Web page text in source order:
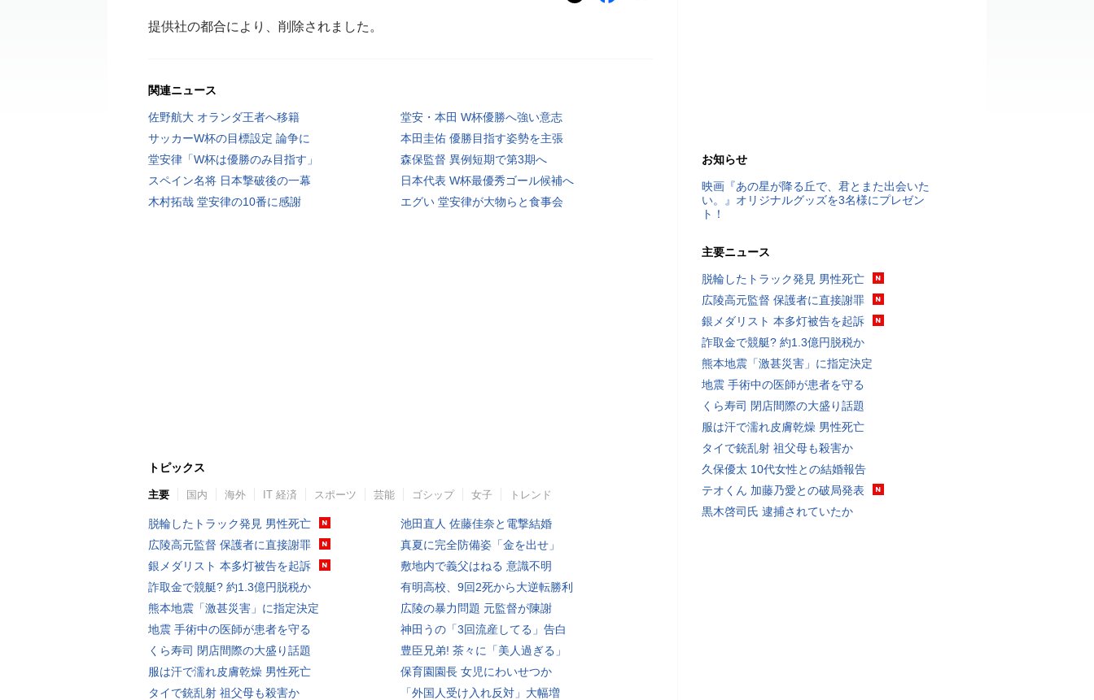
提供社の都合により、削除されました。
関連ニュース
佐野航大 オランダ王者へ移籍
堂安・本田 W杯優勝へ強い意志
サッカーW杯の目標設定 論争に
本田圭佑 優勝目指す姿勢を主張
堂安律「W杯は優勝のみ目指す」
森保監督 異例短期で第3期へ
スペイン名将 日本撃破後の一幕
日本代表 W杯最優秀ゴール候補へ
木村拓哉 堂安律の10番に感謝
エグい 堂安律が大物らと食事会
トピックス
主要 国内 海外 IT 経済 スポーツ 芸能 ゴシップ 女子 トレンド
脱輪したトラック発見 男性死亡
広陵高元監督 保護者に直接謝罪
銀メダリスト 本多灯被告を起訴
詐取金で競艇? 約1.3億円脱税か
熊本地震「激甚災害」に指定決定
地震 手術中の医師が患者を守る
くら寿司 閉店間際の大盛り話題
服は汗で濡れ皮膚乾燥 男性死亡
タイで銃乱射 祖父母も殺害か
池田直人 佐藤佳奈と電撃結婚
真夏に完全防備姿「金を出せ」
敷地内で義父はねる 意識不明
有明高校、9回2死から大逆転勝利
広陵の暴力問題 元監督が陳謝
神田うの「3回流産してる」告白
豊臣兄弟! 茶々に「美人過ぎる」
保育園園長 女児にわいせつか
「外国人受け入れ反対」大幅増
お知らせ
映画『あの星が降る丘で、君とまた出会いた
い。』オリジナルグッズを3名様にプレゼン
ト！
主要ニュース
脱輪したトラック発見 男性死亡
広陵高元監督 保護者に直接謝罪
銀メダリスト 本多灯被告を起訴
詐取金で競艇? 約1.3億円脱税か
熊本地震「激甚災害」に指定決定
地震 手術中の医師が患者を守る
くら寿司 閉店間際の大盛り話題
服は汗で濡れ皮膚乾燥 男性死亡
タイで銃乱射 祖父母も殺害か
久保優太 10代女性との結婚報告
テオくん 加藤乃愛との破局発表
黒木啓司氏 逮捕されていたか